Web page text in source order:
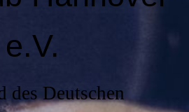
e.V.
des Deutschen